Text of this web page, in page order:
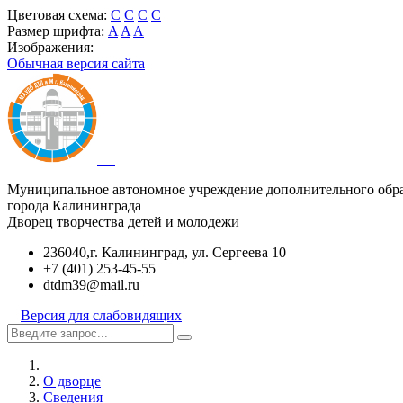
Цветовая схема: C C C C
Размер шрифта: A A A
Изображения:
Обычная версия сайта
Муниципальное автономное учреждение дополнительного
города Калининграда
Дворец творчества детей и молодежи
236040,г. Калининград, ул. Сергеева 10
+7 (401) 253-45-55
dtdm39@mail.ru
Версия для слабовидящих
О дворце
Сведения